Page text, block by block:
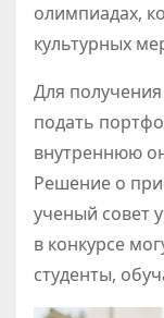
олимпиадах,
культурных
Для
подать
внутреннюю
Решение о
ученый совет
в конкурсе
студенты,